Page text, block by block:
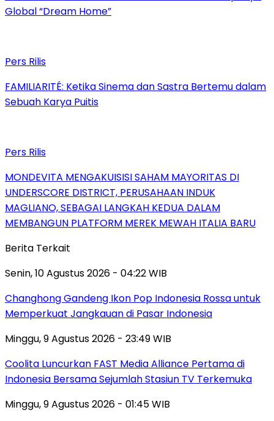
Global “Dream Home”
Pers Rilis
FAMILIARITÉ: Ketika Sinema dan Sastra Bertemu dalam
Sebuah Karya Puitis
Pers Rilis
MONDEVITA MENGAKUISISI SAHAM MAYORITAS DI
UNDERSCORE DISTRICT, PERUSAHAAN INDUK
MAGLIANO, SEBAGAI LANGKAH KEDUA DALAM
MEMBANGUN PLATFORM MEREK MEWAH ITALIA BARU
Berita Terkait
Senin, 10 Agustus 2026 - 04:22 WIB
Changhong Gandeng Ikon Pop Indonesia Rossa untuk
Memperkuat Jangkauan di Pasar Indonesia
Minggu, 9 Agustus 2026 - 23:49 WIB
Coolita Luncurkan FAST Media Alliance Pertama di
Indonesia Bersama Sejumlah Stasiun TV Terkemuka
Minggu, 9 Agustus 2026 - 01:45 WIB